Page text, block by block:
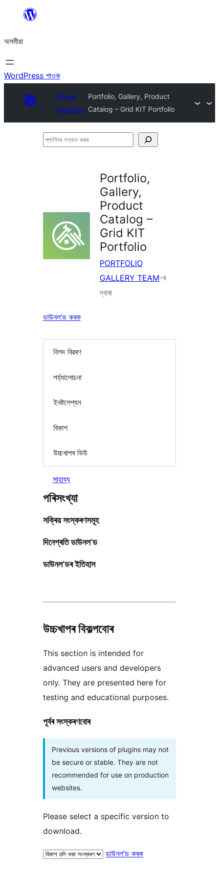
বিষয়বস্তুলৈ
যাওক
অসমীয়া
WordPress পাওক
Plugin
Directory
Portfolio, Gallery, Product
Catalog – Grid KIT Portfolio
প্লাগিনৰ
Portfolio,
Gallery,
Product
Catalog –
Grid KIT
Portfolio
PORTFOLIO
GALLERY TEAM-ৰ
দ্বাৰা
ডাউনল’ড কৰক
বিশদ বিৱৰণ
পৰ্য্যালোচনা
ইনষ্টলেশ্যন
বিকাশ
উচ্চখাপৰ ভিউ
সাহায্য
পৰিসংখ্যা
সক্ৰিয় সংস্কৰণসমূহ
দিনেপ্ৰতি ডাউনল’ড
ডাউনল’ডৰ ইতিহাস
উচ্চখাপৰ বিকল্পবোৰ
This section is intended for
advanced users and developers
only. They are presented here for
testing and educational purposes.
পূৰ্বৰ সংস্কৰণবোৰ
Previous versions of plugins may not
be secure or stable. They are not
recommended for use on production
websites.
Please select a specific version to
download.
ডাউনল’ড কৰক